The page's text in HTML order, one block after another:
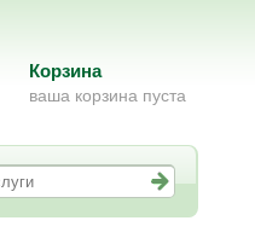
Корзина
ваша корзина пуста